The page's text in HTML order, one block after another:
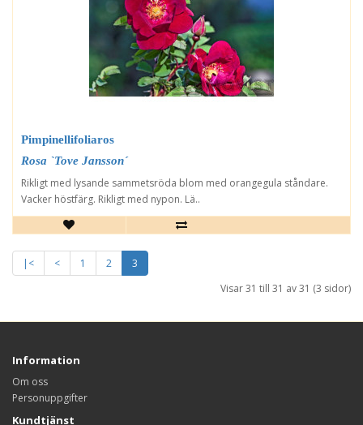
Pimpinellifoliaros
Rosa `Tove Jansson´
Rikligt med lysande sammetsröda blom med orangegula ståndare.
Vacker höstfärg. Rikligt med nypon. Lä..
|< < 1 2
3
Visar 31 till 31 av 31 (3 sidor)
Information
Om oss
Personuppgifter
Kundtjänst